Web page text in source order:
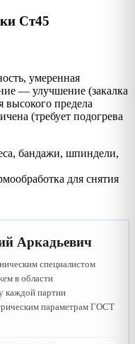
Ст45
умеренная
— улучшение (закалка
высокого предела
(требует подогрева
бандажи, шпиндели,
для снятия
Аркадьевич
специалистом
в области
каждой партии
параметрам ГОСТ